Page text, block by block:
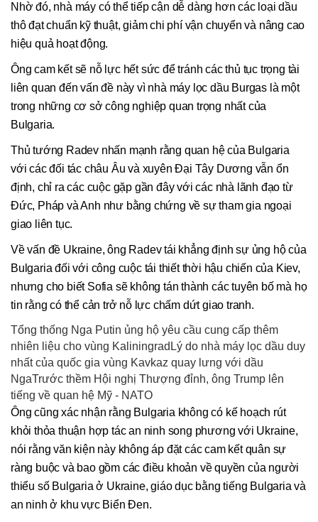
Nhờ đó, nhà máy có thể tiếp cận dễ dàng hơn các loại dầu
thô đạt chuẩn kỹ thuật, giảm chi phí vận chuyển và nâng cao
hiệu quả hoạt động.
Ông cam kết sẽ nỗ lực hết sức để tránh các thủ tục trọng tài
liên quan đến vấn đề này vì nhà máy lọc dầu Burgas là một
trong những cơ sở công nghiệp quan trọng nhất của
Bulgaria.
Thủ tướng Radev nhấn mạnh rằng quan hệ của Bulgaria
với các đối tác châu Âu và xuyên Đại Tây Dương vẫn ổn
định, chỉ ra các cuộc gặp gần đây với các nhà lãnh đạo từ
Đức, Pháp và Anh như bằng chứng về sự tham gia ngoại
giao liên tục.
Về vấn đề Ukraine, ông Radev tái khẳng định sự ủng hộ của
Bulgaria đối với công cuộc tái thiết thời hậu chiến của Kiev,
nhưng cho biết Sofia sẽ không tán thành các tuyên bố mà họ
tin rằng có thể cản trở nỗ lực chấm dứt giao tranh.
Tổng thống Nga Putin ủng hộ yêu cầu cung cấp thêm
nhiên liệu cho vùng KaliningradLý do nhà máy lọc dầu duy
nhất của quốc gia vùng Kavkaz quay lưng với dầu
NgaTrước thềm Hội nghị Thượng đỉnh, ông Trump lên
tiếng về quan hệ Mỹ - NATO
Ông cũng xác nhận rằng Bulgaria không có kế hoạch rút
khỏi thỏa thuận hợp tác an ninh song phương với Ukraine,
nói rằng văn kiện này không áp đặt các cam kết quân sự
ràng buộc và bao gồm các điều khoản về quyền của người
thiểu số Bulgaria ở Ukraine, giáo dục bằng tiếng Bulgaria và
an ninh ở khu vực Biển Đen.